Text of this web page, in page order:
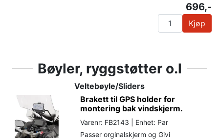
696,-
Kjøp
Bøyler, ryggstøtter o.l
Veltebøyle/Sliders
Brakett til GPS holder for
montering bak vindskjerm.
Varenr: FB2143 | Enhet: Par
Passer orginalskjerm og Givi